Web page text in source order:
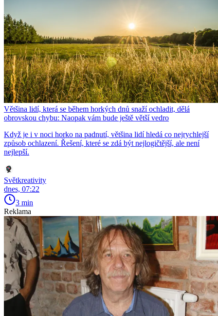
Většina lidí, která se během horkých dnů snaží ochladit, dělá
obrovskou chybu: Naopak vám bude ještě větší vedro
Když je i v noci horko na padnutí, většina lidí hledá co nejrychlejší
způsob ochlazení. Řešení, které se zdá být nejlogičtější, ale není
nejlepší.
Světkreativity
dnes, 07:22
3 min
Reklama